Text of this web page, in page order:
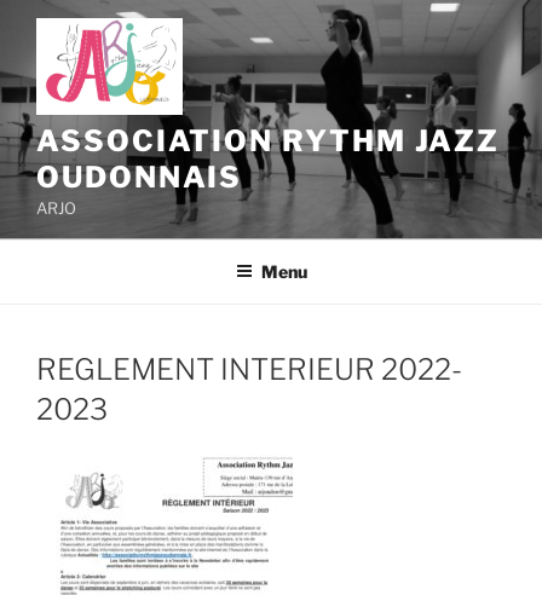
Aller
contenu
principal
ASSOCIATION RYTHM JAZZ
OUDONNAIS
ARJO
Menu
REGLEMENT INTERIEUR 2022-
2023